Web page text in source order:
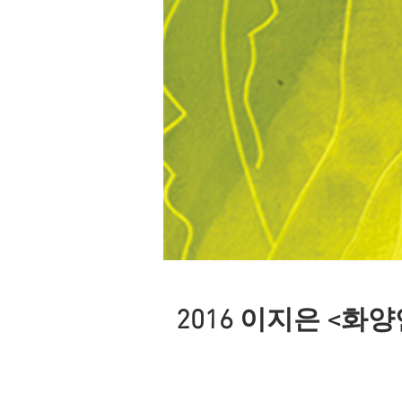
2016 이지은 <화